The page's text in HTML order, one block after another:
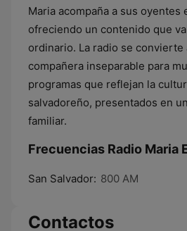
Maria acompaña a sus oyentes
ofreciendo un contenido que
ordinario. La radio se convierte
compañera inseparable para
programas que reflejan la
salvadoreño, presentados en
familiar.
Frecuencias Radio Maria
San Salvador: 800 AM
Contactos